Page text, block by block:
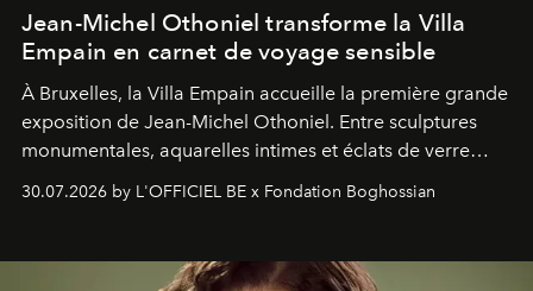
Jean-Michel Othoniel transforme la Villa
Empain en carnet de voyage sensible
À Bruxelles, la Villa Empain accueille la première grande
exposition de Jean-Michel Othoniel. Entre sculptures
monumentales, aquarelles intimes et éclats de verre
soufflé, l’artiste français compose un itinéraire
émotionnel où chaque œuvre devient le souvenir
émerveillement.
30.07.2026 by L'OFFICIEL BE x Fondation Boghossian